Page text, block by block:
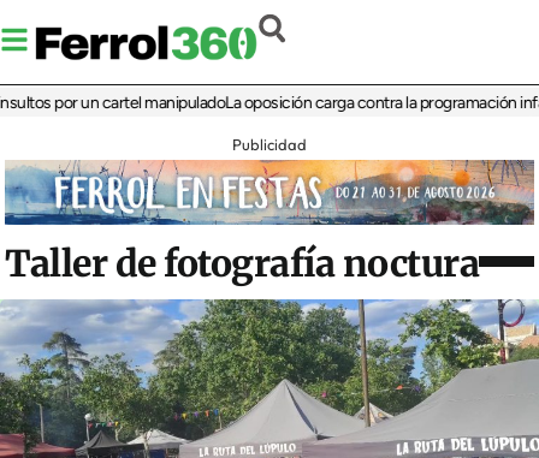
por un cartel manipuladoLa oposición carga contra la programación infantil
Publicidad
Taller de fotografía noctura